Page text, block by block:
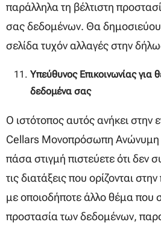
παράλληλα τη βέλτιστη
σας δεδομένων. Θα
σελίδα τυχόν αλλαγές στην
Υπεύθυνος Επικοινωνίας για
δεδομένα σας
Ο ιστότοπος αυτός ανήκει στην
Cellars Μονοπρόσωπη Ανώνυμη
πάσα στιγμή πιστεύετε ότι
τις διατάξεις που ορίζονται
με οποιοδήποτε άλλο θέμα που
προστασία των δεδομένων,